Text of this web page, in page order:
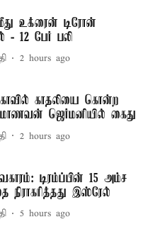
உக்ரைன் டிரோன்
- 12 பேர் பலி
2 hours ago
காதலியை கொன்ற
ஜெர்மனியில் கைது
2 hours ago
டிரம்ப்பின் 15 அம்ச
நிராகரித்தது இஸ்ரேல்
5 hours ago